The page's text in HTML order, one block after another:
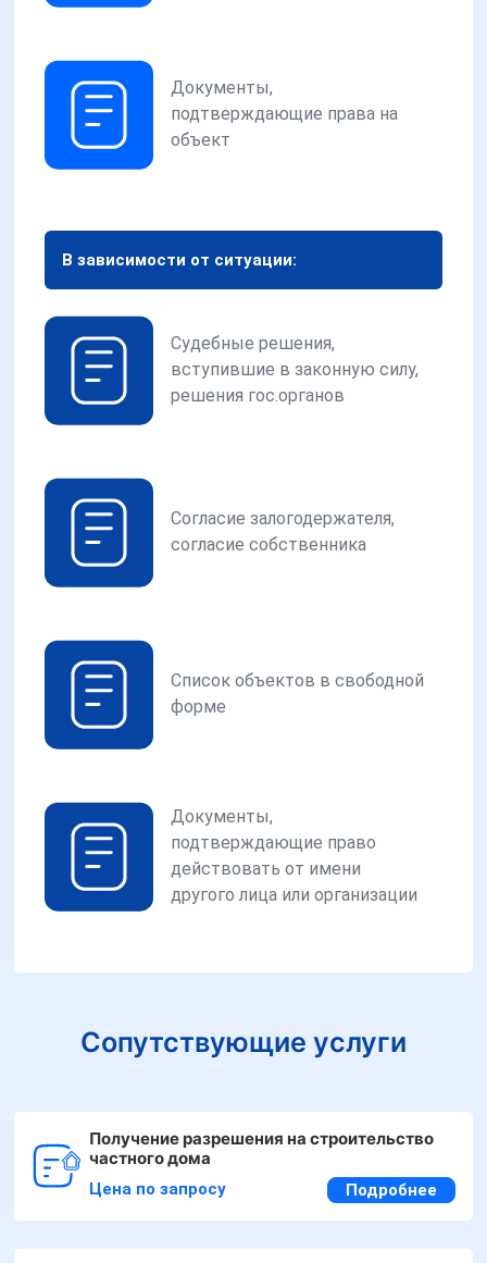
Документы,
подтверждающие права на
объект
В зависимости от ситуации:
Судебные решения,
вступившие в законную силу,
решения гос.органов
Согласие залогодержателя,
согласие собственника
Список объектов в свободной
форме
Документы,
подтверждающие право
действовать от имени
другого лица или организации
Сопутствующие услуги
Получение разрешения на строительство
частного дома
Цена по запросу Подробнее